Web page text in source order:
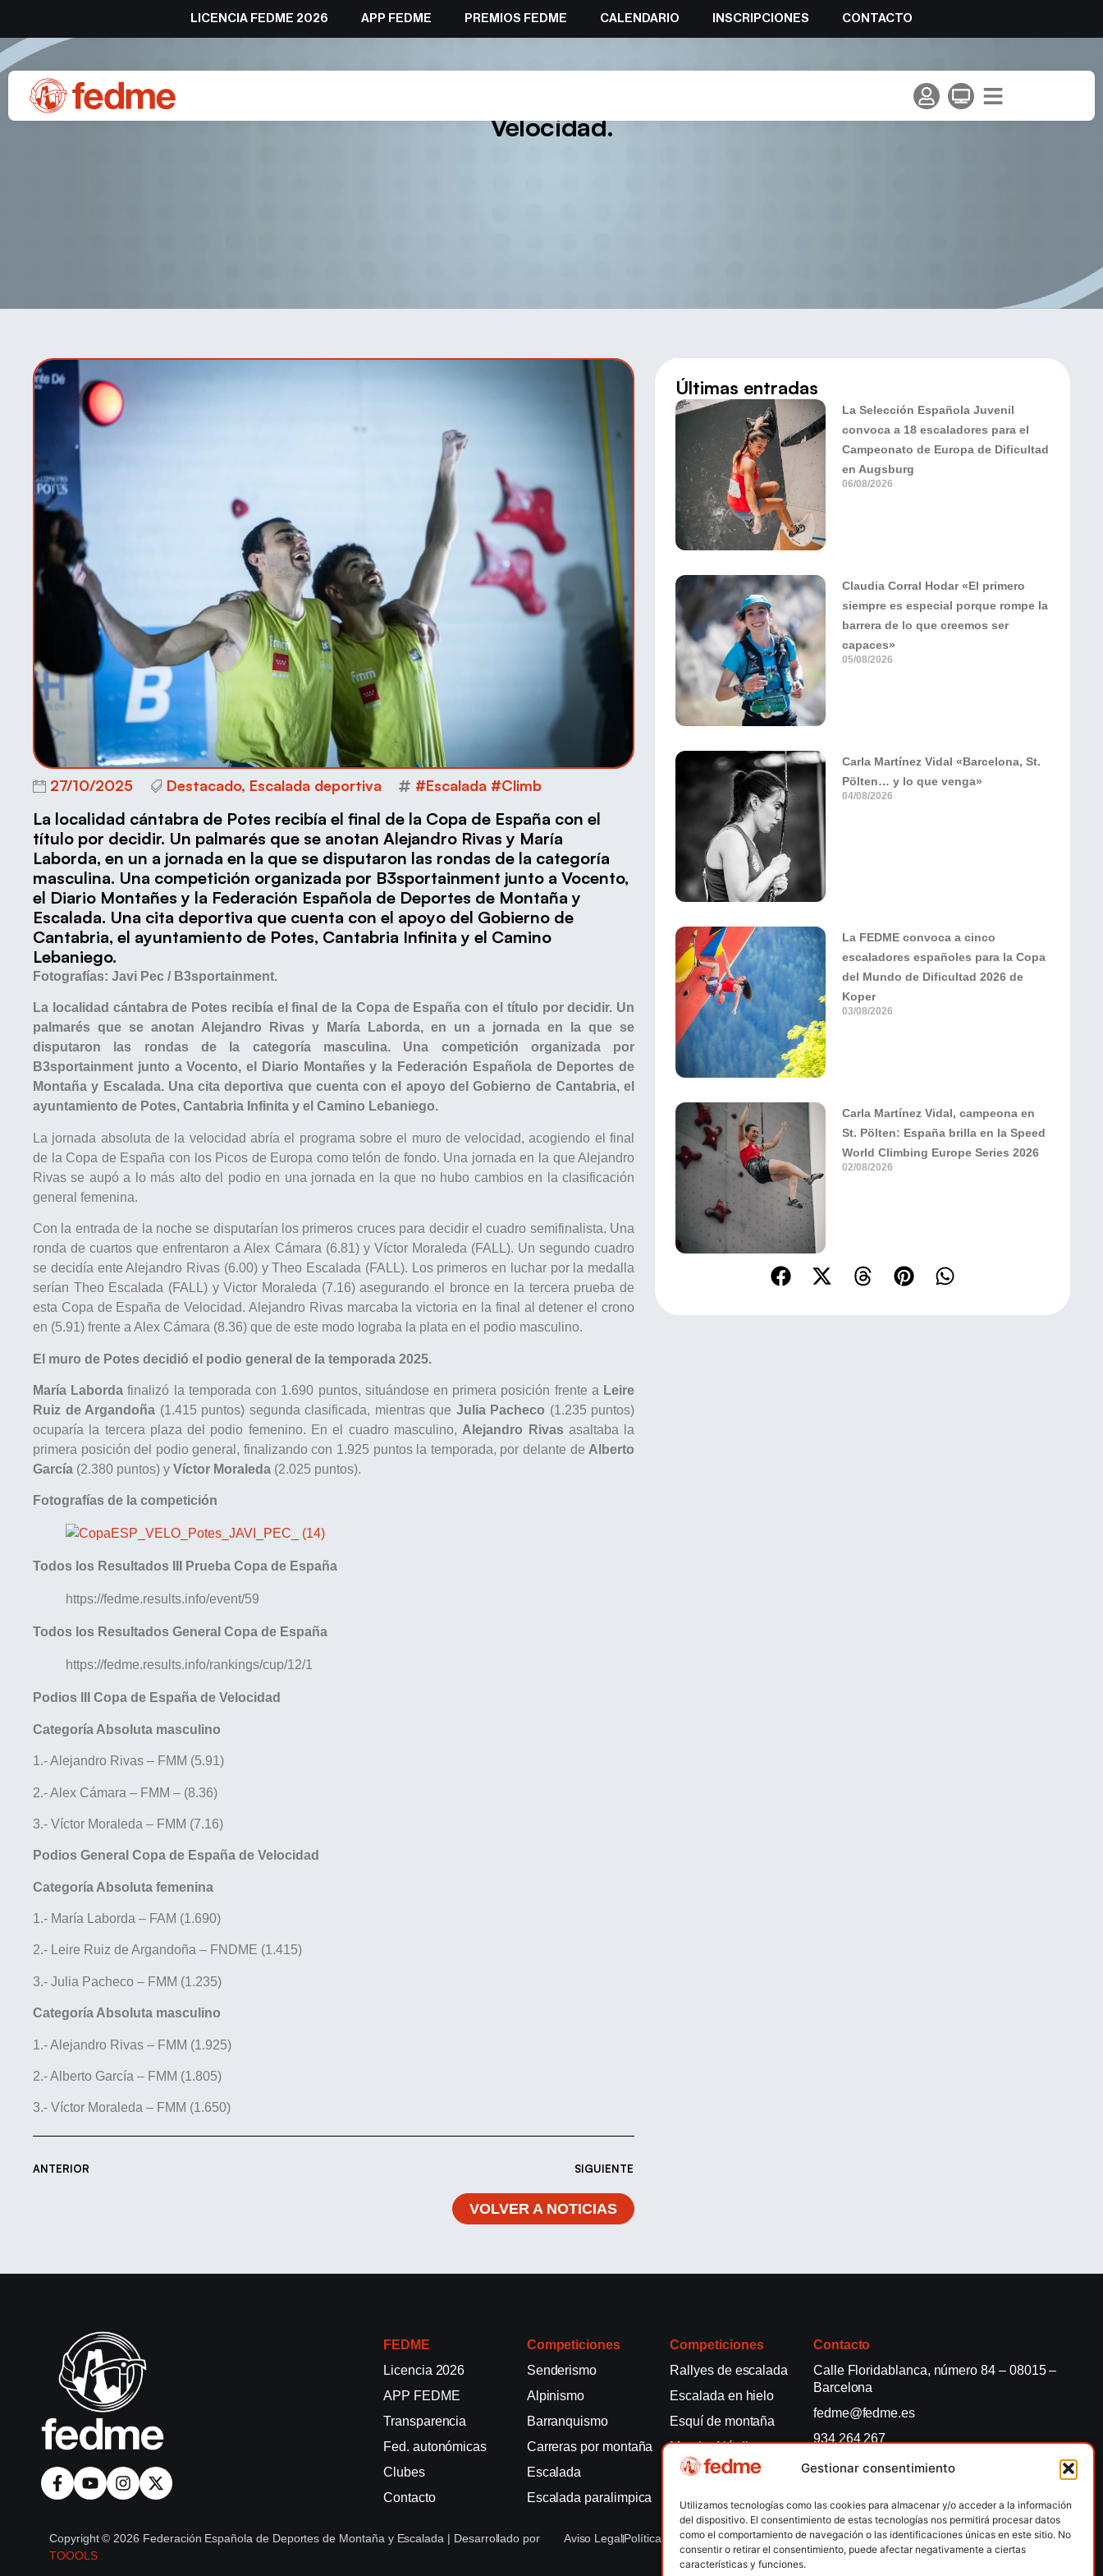
Gestionar consentimiento
Utilizamos tecnologías como las cookies para almacenar y/o acceder a la información
del dispositivo. El consentimiento de estas tecnologías nos permitirá procesar datos
como el comportamiento de navegación o las identificaciones únicas en este sitio. No
consentir o retirar el consentimiento, puede afectar negativamente a ciertas
características y funciones.
LICENCIA FEDME 2026 APP FEDME PREMIOS FEDME CALENDARIO INSCRIPCIONES CONTACTO
Alejandro Rivas y María Laborda campeón y campeona de la Copa de España de
Velocidad.
27/10/2025 Destacado, Escalada deportiva #Escalada #Climb
La localidad cántabra de Potes recibía el final de la Copa de España con el
título por decidir. Un palmarés que se anotan Alejandro Rivas y María
Laborda, en un a jornada en la que se disputaron las rondas de la categoría
masculina. Una competición organizada por B3sportainment junto a Vocento,
el Diario Montañes y la Federación Española de Deportes de Montaña y
Escalada. Una cita deportiva que cuenta con el apoyo del Gobierno de
Cantabria, el ayuntamiento de Potes, Cantabria Infinita y el Camino
Lebaniego.
Fotografías: Javi Pec / B3sportainment.
La localidad cántabra de Potes recibía el final de la Copa de España con el título por decidir. Un
palmarés que se anotan Alejandro Rivas y María Laborda, en un a jornada en la que se
disputaron las rondas de la categoría masculina. Una competición organizada por
B3sportainment junto a Vocento, el Diario Montañes y la Federación Española de Deportes de
Montaña y Escalada. Una cita deportiva que cuenta con el apoyo del Gobierno de Cantabria, el
ayuntamiento de Potes, Cantabria Infinita y el Camino Lebaniego.
La jornada absoluta de la velocidad abría el programa sobre el muro de velocidad, acogiendo el final
de la Copa de España con los Picos de Europa como telón de fondo. Una jornada en la que Alejandro
Rivas se aupó a lo más alto del podio en una jornada en la que no hubo cambios en la clasificación
general femenina.
Con la entrada de la noche se disputarían los primeros cruces para decidir el cuadro semifinalista. Una
ronda de cuartos que enfrentaron a Alex Cámara (6.81) y Víctor Moraleda (FALL). Un segundo cuadro
se decidía ente Alejandro Rivas (6.00) y Theo Escalada (FALL). Los primeros en luchar por la medalla
serían Theo Escalada (FALL) y Victor Moraleda (7.16) asegurando el bronce en la tercera prueba de
esta Copa de España de Velocidad. Alejandro Rivas marcaba la victoria en la final al detener el crono
en (5.91) frente a Alex Cámara (8.36) que de este modo lograba la plata en el podio masculino.
El muro de Potes decidió el podio general de la temporada 2025.
María Laborda finalizó la temporada con 1.690 puntos, situándose en primera posición frente a Leire
Ruiz de Argandoña (1.415 puntos) segunda clasificada, mientras que Julia Pacheco (1.235 puntos)
ocuparía la tercera plaza del podio femenino. En el cuadro masculino, Alejandro Rivasasaltaba la
primera posición del podio general, finalizando con 1.925 puntos la temporada, por delante de Alberto
García (2.380 puntos) y Víctor Moraleda (2.025 puntos).
Fotografías de la competición
Todos los Resultados III Prueba Copa de España
https://fedme.results.info/event/59
Todos los Resultados General Copa de España
https://fedme.results.info/rankings/cup/12/1
Podios III Copa de España de Velocidad
Categoría Absoluta masculino
1.- Alejandro Rivas – FMM (5.91)
2.- Alex Cámara – FMM – (8.36)
3.- Víctor Moraleda – FMM (7.16)
Podios General Copa de España de Velocidad
Categoría Absoluta femenina
1.- María Laborda – FAM (1.690)
2.- Leire Ruiz de Argandoña – FNDME (1.415)
3.- Julia Pacheco – FMM (1.235)
Categoría Absoluta masculino
1.- Alejandro Rivas – FMM (1.925)
2.- Alberto García – FMM (1.805)
3.- Víctor Moraleda – FMM (1.650)
ANTERIOR SIGUIENTE
VOLVER A NOTICIAS
Últimas entradas
La Selección Española Juvenil
convoca a 18 escaladores para el
Campeonato de Europa de Dificultad
en Augsburg
06/08/2026
Claudia Corral Hodar «El primero
siempre es especial porque rompe la
barrera de lo que creemos ser
capaces»
05/08/2026
Carla Martínez Vidal «Barcelona, St.
Pölten… y lo que venga»
04/08/2026
La FEDME convoca a cinco
escaladores españoles para la Copa
del Mundo de Dificultad 2026 de
Koper
03/08/2026
Carla Martínez Vidal, campeona en
St. Pölten: España brilla en la Speed
World Climbing Europe Series 2026
02/08/2026
FEDME
Licencia 2026
APP FEDME
Transparencia
Fed. autonómicas
Clubes
Contacto
Competiciones
Senderismo
Alpinismo
Barranquismo
Carreras por montaña
Escalada
Escalada paralimpica
Competiciones
Rallyes de escalada
Escalada en hielo
Esquí de montaña
Marcha Nórdica
Raquetas de nieve
Snowrunning / Skysnow
Contacto
Calle Floridablanca, número 84 – 08015 –
Barcelona
fedme@fedme.es
934 264 267
Copyright © 2026 Federación Española de Deportes de Montaña y Escalada | Desarrollado por
TOOOLS
Aviso LegalPolítica de CookiesPolítica de PrivacidadPolítica de Privacidad APPAccesibilidad